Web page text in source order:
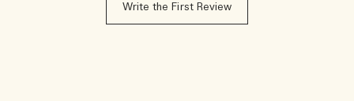
Write the First Review